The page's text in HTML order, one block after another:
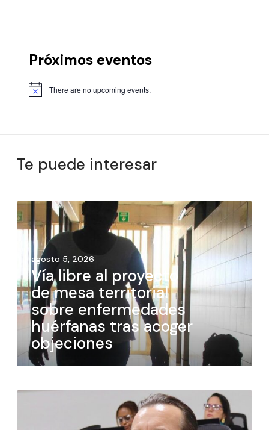
Próximos eventos
There are no upcoming events.
Te puede interesar
agosto 5, 2026
Vía libre al proyecto
de mesa territorial
sobre enfermedades
huérfanas tras acoger
objeciones